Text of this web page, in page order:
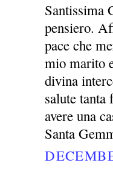
Santissima
pensiero.
pace che
mio marito
divina
salute
avere una
Santa